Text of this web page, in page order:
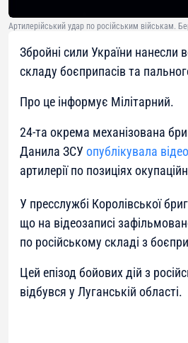
Артилерійський удар по російським військам.
Збройні сили України нанесли
складу боєприпасів та
Про це інформує Мілітарний.
24-та окрема механізована
Данила ЗСУ опублікувала відео
артилерії по позиціях
У пресслужбі Королівської
що на відеозаписі
по російському складі з
Цей епізод бойових дій з
відбувся у Луганській області.